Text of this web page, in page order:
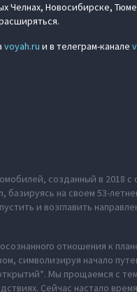
Челнах, Новосибирске,
voyah.ru и в телеграм-канале
созданный в 2018 с
на своем 53-
и возглавить
отношения к
символизируя начало
Мы прощаемся с
Сейчас настало